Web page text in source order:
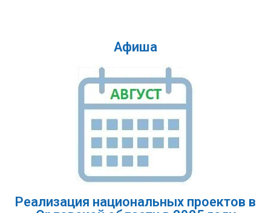
Афиша
Реализация национальных проектов в